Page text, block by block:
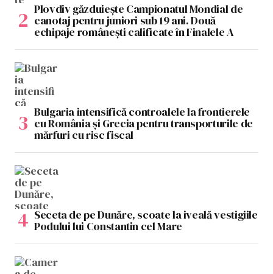
Plovdiv găzduiește Campionatul Mondial de
canotaj pentru juniori sub 19 ani. Două
echipaje românești calificate în Finalele A
Bulgaria intensifică controalele la frontierele
cu România și Grecia pentru transporturile de
mărfuri cu risc fiscal
Seceta de pe Dunăre, scoate la iveală vestigiile
Podului lui Constantin cel Mare